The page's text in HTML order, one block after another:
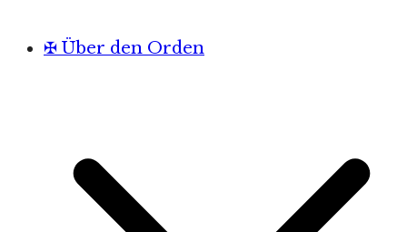
✠ Über den Orden